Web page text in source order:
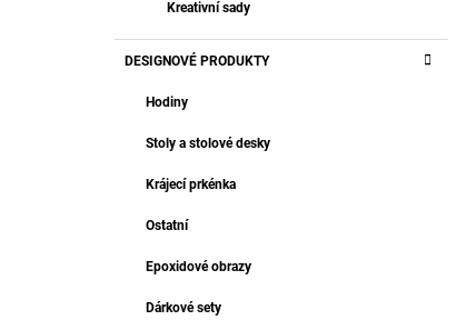
Kreativní sady
DESIGNOVÉ PRODUKTY
Hodiny
Stoly a stolové desky
Krájecí prkénka
Ostatní
Epoxidové obrazy
Dárkové sety